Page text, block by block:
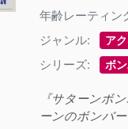
年齢レーティン
ジャンル: ア
シリーズ: ボ
『サターンボ
ーンのボンバ